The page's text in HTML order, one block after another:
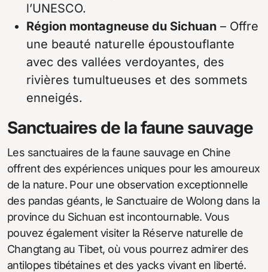
l’UNESCO.
Région montagneuse du Sichuan – Offre
une beauté naturelle époustouflante
avec des vallées verdoyantes, des
rivières tumultueuses et des sommets
enneigés.
Sanctuaires de la faune sauvage
Les sanctuaires de la faune sauvage en Chine
offrent des expériences uniques pour les amoureux
de la nature. Pour une observation exceptionnelle
des pandas géants, le Sanctuaire de Wolong dans la
province du Sichuan est incontournable. Vous
pouvez également visiter la Réserve naturelle de
Changtang au Tibet, où vous pourrez admirer des
antilopes tibétaines et des yacks vivant en liberté.